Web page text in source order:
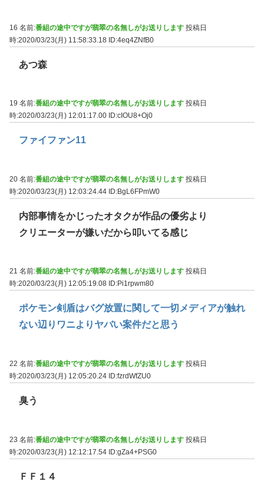
16 名前:番組の途中ですが翡翠の名無しがお送りします 投稿日
時:2020/03/23(月) 11:58:33.18 ID:4eq4ZNfB0
あつ森
19 名前:番組の途中ですが翡翠の名無しがお送りします 投稿日
時:2020/03/23(月) 12:01:17.00 ID:cIOU8+Oj0
ファイファン11
20 名前:番組の途中ですが翡翠の名無しがお送りします 投稿日
時:2020/03/23(月) 12:03:24.44 ID:BgL6FPmW0
内部事情をかじったオタクが作品の優劣より
クリエーターが嫌いだから叩いてる感じ
21 名前:番組の途中ですが翡翠の名無しがお送りします 投稿日
時:2020/03/23(月) 12:05:19.08 ID:Pi1rpwm80
ポケモン剣盾はバグ放置に関して一切メディアが触れ
ない辺りワニよりヤバい案件だと思う
22 名前:番組の途中ですが翡翠の名無しがお送りします 投稿日
時:2020/03/23(月) 12:05:20.24 ID:fzrdWfZU0
臭う
23 名前:番組の途中ですが翡翠の名無しがお送りします 投稿日
時:2020/03/23(月) 12:12:17.54 ID:gZa4+PSG0
ＦＦ１４